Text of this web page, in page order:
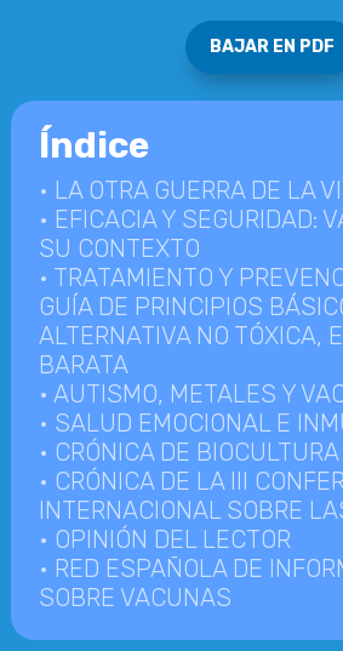
BAJAR EN PDF
Índice
• LA OTRA GUERRA DE LA
• EFICACIA Y SEGURIDAD:
SU CONTEXTO
• TRATAMIENTO Y
GUÍA DE PRINCIPIOS
ALTERNATIVA NO TÓXICA,
BARATA
• AUTISMO, METALES Y
• SALUD EMOCIONAL E
• CRÓNICA DE
• CRÓNICA DE LA III
INTERNACIONAL SOBRE
• OPINIÓN DEL LECTOR
• RED ESPAÑOLA DE
SOBRE VACUNAS